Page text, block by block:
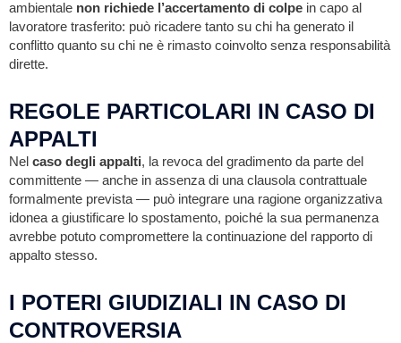
ambientale non richiede l’accertamento di colpe in capo al
lavoratore trasferito: può ricadere tanto su chi ha generato il
conflitto quanto su chi ne è rimasto coinvolto senza responsabilità
dirette.
REGOLE PARTICOLARI IN CASO DI
APPALTI
Nel caso degli appalti, la revoca del gradimento da parte del
committente — anche in assenza di una clausola contrattuale
formalmente prevista — può integrare una ragione organizzativa
idonea a giustificare lo spostamento, poiché la sua permanenza
avrebbe potuto compromettere la continuazione del rapporto di
appalto stesso.
I POTERI GIUDIZIALI IN CASO DI
CONTROVERSIA